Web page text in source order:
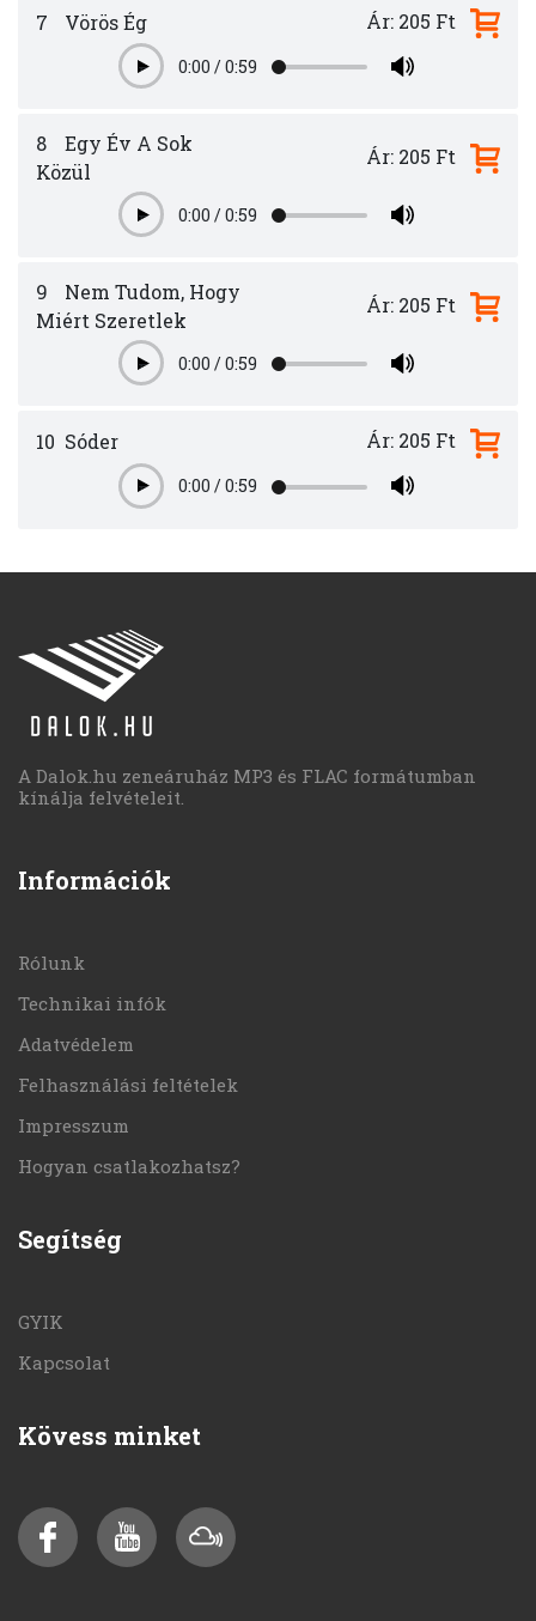
7 Vörös Ég
Play0:00 /0:59
Ár: 205 Ft
8
Egy Év A Sok
Közül
Play0:00 /0:59
Ár: 205 Ft
9
Nem Tudom, Hogy
Miért Szeretlek
Play0:00 /0:59
Ár: 205 Ft
10 Sóder
Play0:00 /0:59
Ár: 205 Ft
A Dalok.hu zeneáruház MP3 és FLAC formátumban
kínálja felvételeit.
Információk
Rólunk
Technikai infók
Adatvédelem
Felhasználási feltételek
Impresszum
Hogyan csatlakozhatsz?
Segítség
GYIK
Kapcsolat
Kövess minket